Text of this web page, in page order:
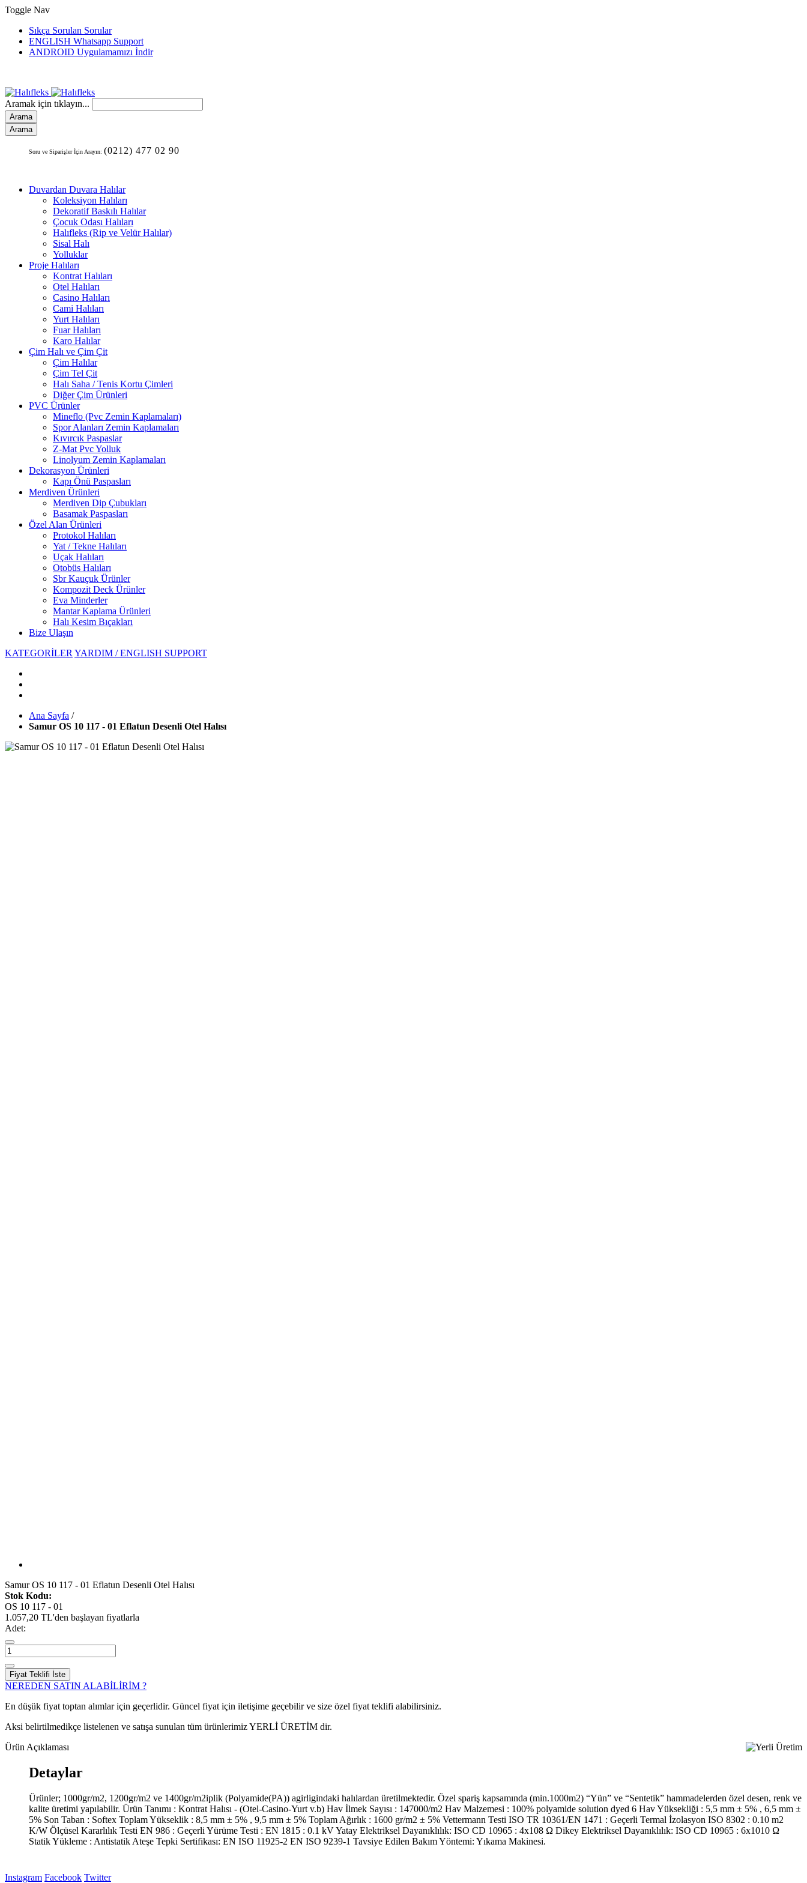
Toggle Nav
Sıkça Sorulan Sorular
ENGLISH Whatsapp Support
ANDROID Uygulamamızı İndir
Aramak için tıklayın...
Arama
Arama
Soru ve Siparişler İçin Arayın: (0212) 477 02 90
Duvardan Duvara Halılar
Koleksiyon Halıları
Dekoratif Baskılı Halılar
Çocuk Odası Halıları
Halıfleks (Rip ve Velür Halılar)
Sisal Halı
Yolluklar
Proje Halıları
Kontrat Halıları
Otel Halıları
Casino Halıları
Cami Halıları
Yurt Halıları
Fuar Halıları
Karo Halılar
Çim Halı ve Çim Çit
Çim Halılar
Çim Tel Çit
Halı Saha / Tenis Kortu Çimleri
Diğer Çim Ürünleri
PVC Ürünler
Mineflo (Pvc Zemin Kaplamaları)
Spor Alanları Zemin Kaplamaları
Kıvırcık Paspaslar
Z-Mat Pvc Yolluk
Linolyum Zemin Kaplamaları
Dekorasyon Ürünleri
Kapı Önü Paspasları
Merdiven Ürünleri
Merdiven Dip Çubukları
Basamak Paspasları
Özel Alan Ürünleri
Protokol Halıları
Yat / Tekne Halıları
Uçak Halıları
Otobüs Halıları
Sbr Kauçuk Ürünler
Kompozit Deck Ürünler
Eva Minderler
Mantar Kaplama Ürünleri
Halı Kesim Bıçakları
Bize Ulaşın
KATEGORİLER YARDIM / ENGLISH SUPPORT
Ana Sayfa /
Samur OS 10 117 - 01 Eflatun Desenli Otel Halısı
Samur OS 10 117 - 01 Eflatun Desenli Otel Halısı
Stok Kodu:
OS 10 117 - 01
1.057,20 TL'den başlayan fiyatlarla
Adet:
Fiyat Teklifi İste
NEREDEN SATIN ALABİLİRİM ?
En düşük fiyat toptan alımlar için geçerlidir. Güncel fiyat için iletişime geçebilir ve size özel fiyat teklifi alabilirsiniz.
Aksi belirtilmedikçe listelenen ve satışa sunulan tüm ürünlerimiz YERLİ ÜRETİM dir.
Ürün Açıklaması
Detaylar
Ürünler; 1000gr/m2, 1200gr/m2 ve 1400gr/m2iplik (Polyamide(PA)) agirligindaki halılardan üretilmektedir. Özel spariş kapsamında (min.1000m2) “Yün” ve “Sentetik” hammadelerden özel desen, renk ve
kalite üretimi yapılabilir. Ürün Tanımı : Kontrat Halısı - (Otel-Casino-Yurt v.b) Hav İlmek Sayısı : 147000/m2 Hav Malzemesi : 100% polyamide solution dyed 6 Hav Yüksekliği : 5,5 mm ± 5% , 6,5 mm ±
5% Son Taban : Softex Toplam Yükseklik : 8,5 mm ± 5% , 9,5 mm ± 5% Toplam Ağırlık : 1600 gr/m2 ± 5% Vettermann Testi ISO TR 10361/EN 1471 : Geçerli Termal İzolasyon ISO 8302 : 0.10 m2
K/W Ölçüsel Kararlılık Testi EN 986 : Geçerli Yürüme Testi : EN 1815 : 0.1 kV Yatay Elektriksel Dayanıklılık: ISO CD 10965 : 4x108 Ω Dikey Elektriksel Dayanıklılık: ISO CD 10965 : 6x1010 Ω
Statik Yükleme : Antistatik Ateşe Tepki Sertifikası: EN ISO 11925-2 EN ISO 9239-1 Tavsiye Edilen Bakım Yöntemi: Yıkama Makinesi.
Instagram Facebook Twitter